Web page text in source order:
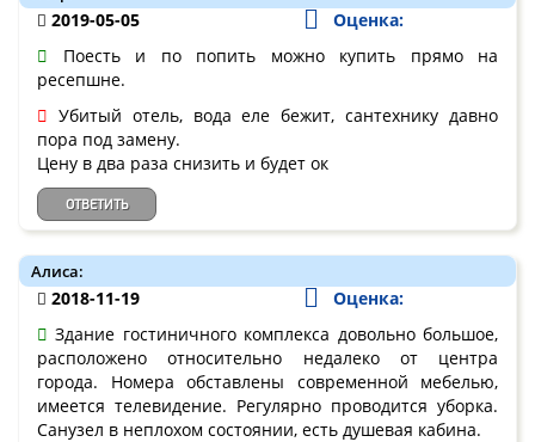
2019-05-05
Оценка:
Поесть и по попить можно купить прямо на
ресепшне.
Убитый отель, вода еле бежит, сантехнику давно
пора под замену.
Цену в два раза снизить и будет ок
ОТВЕТИТЬ
Алиса:
2018-11-19
Оценка:
Здание гостиничного комплекса довольно большое,
расположено относительно недалеко от центра
города. Номера обставлены современной мебелью,
имеется телевидение. Регулярно проводится уборка.
Санузел в неплохом состоянии, есть душевая кабина.